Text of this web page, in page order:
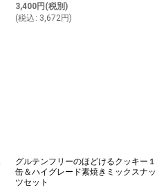
3,400円 (税別)
(税込 : 3,672円)
グルテンフリーのほどけるクッキー１
缶＆ハイグレード素焼きミックスナッ
ツセット